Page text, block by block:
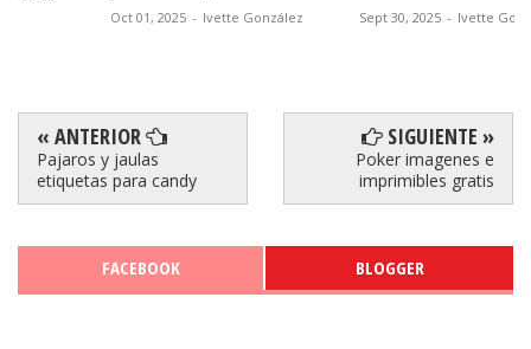
- Ivette González Sept 30, 2025 - Ivette González
« ANTERIOR
Pajaros y jaulas
etiquetas para candy
SIGUIENTE »
Poker imagenes e
imprimibles gratis
FACEBOOK BLOGGER